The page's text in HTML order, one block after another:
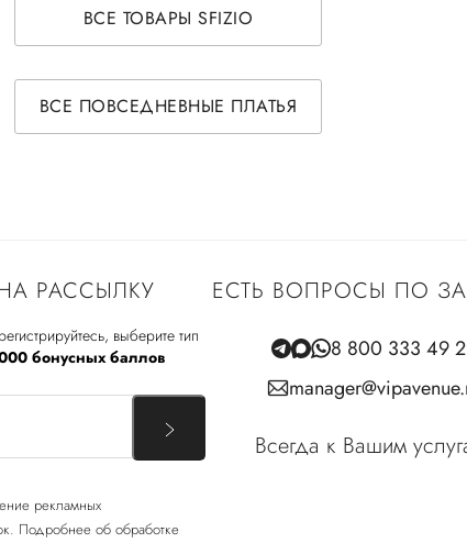
ВСЕ ТОВАРЫ SFIZIO
ВСЕ ПОВСЕДНЕВНЫЕ ПЛАТЬЯ
РАССЫЛКУ
выберите тип
бонусных баллов
рекламных
Подробнее об обработке
ЕСТЬ ВОПРОСЫ ПО
8 800 333 49
Всегда к Вашим